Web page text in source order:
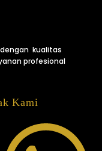
kualitas
profesional
Kami